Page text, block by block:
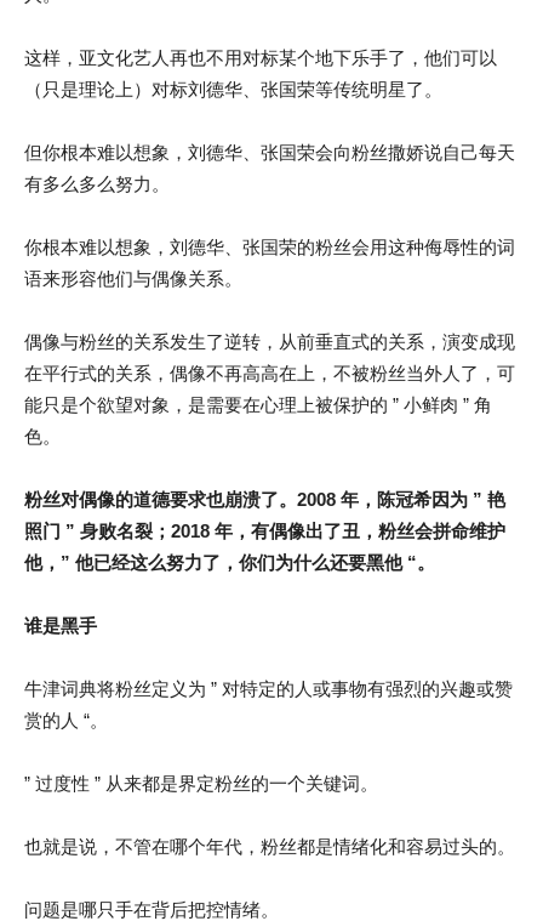
这样，亚文化艺人再也不用对标某个地下乐手了，他们可以
（只是理论上）对标刘德华、张国荣等传统明星了。
但你根本难以想象，刘德华、张国荣会向粉丝撒娇说自己每天
有多么多么努力。
你根本难以想象，刘德华、张国荣的粉丝会用这种侮辱性的词
语来形容他们与偶像关系。
偶像与粉丝的关系发生了逆转，从前垂直式的关系，演变成现
在平行式的关系，偶像不再高高在上，不被粉丝当外人了，可
能只是个欲望对象，是需要在心理上被保护的 ” 小鲜肉 ” 角
色。
粉丝对偶像的道德要求也崩溃了。2008 年，陈冠希因为 ” 艳
照门 ” 身败名裂；2018 年，有偶像出了丑，粉丝会拼命维护
他，” 他已经这么努力了，你们为什么还要黑他 “。
谁是黑手
牛津词典将粉丝定义为 ” 对特定的人或事物有强烈的兴趣或赞
赏的人 “。
” 过度性 ” 从来都是界定粉丝的一个关键词。
也就是说，不管在哪个年代，粉丝都是情绪化和容易过头的。
问题是哪只手在背后把控情绪。